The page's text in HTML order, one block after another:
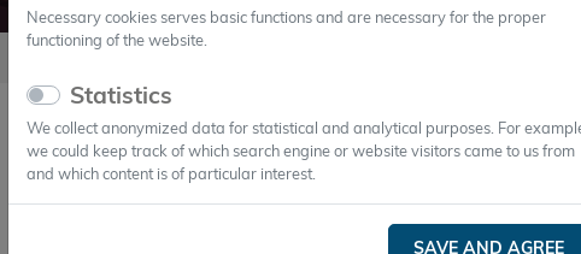
Necessary cookies serves basic functions and are necessary for the proper
functioning of the website.
Statistics
We collect anonymized data for statistical and analytical purposes. For
we could keep track of which search engine or website visitors came to us from
and which content is of particular interest.
SAVE AND AGREE